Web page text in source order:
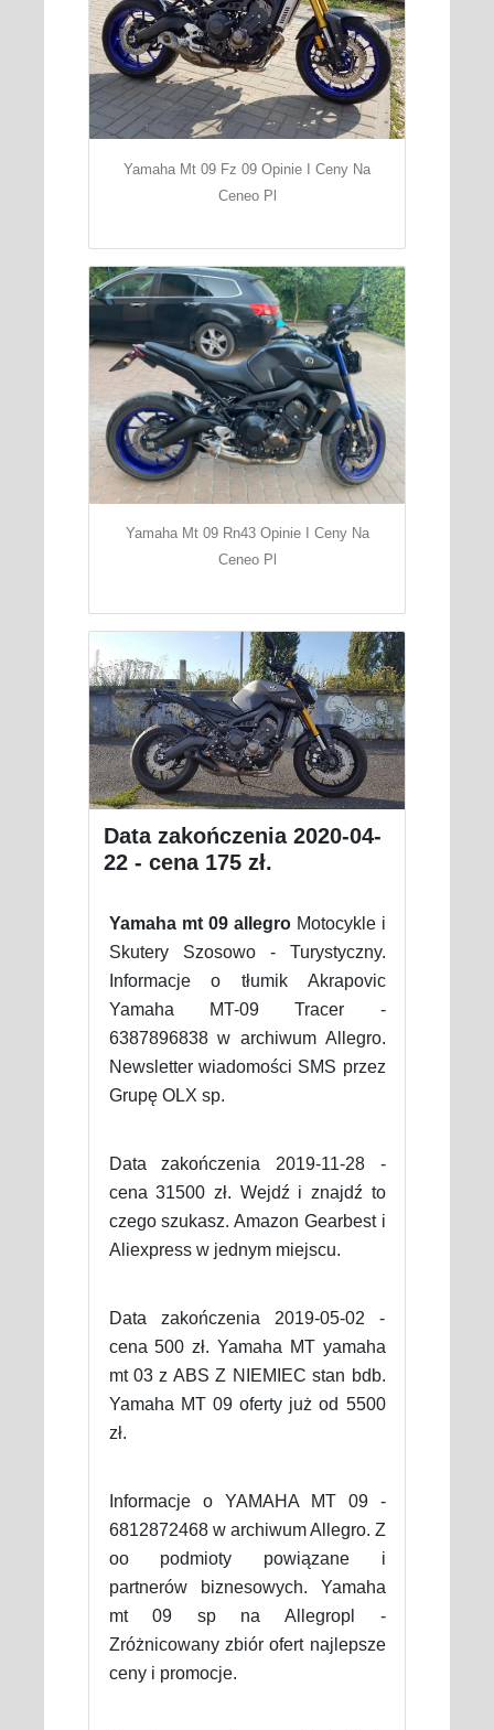
Yamaha Mt 09 Fz 09 Opinie I Ceny Na
Ceneo Pl
Yamaha Mt 09 Rn43 Opinie I Ceny Na
Ceneo Pl
Data zakończenia 2020-04-
22 - cena 175 zł.
Yamaha mt 09 allegroMotocykle i
Skutery Szosowo - Turystyczny.
Informacje o tłumik Akrapovic
Yamaha MT-09 Tracer -
6387896838 w archiwum Allegro.
Newsletter wiadomości SMS przez
Grupę OLX sp.
Data zakończenia 2019-11-28 -
cena 31500 zł. Wejdź i znajdź to
czego szukasz. Amazon Gearbest i
Aliexpress w jednym miejscu.
Data zakończenia 2019-05-02 -
cena 500 zł. Yamaha MT yamaha
mt 03 z ABS Z NIEMIEC stan bdb.
Yamaha MT 09 oferty już od 5500
zł.
Informacje o YAMAHA MT 09 -
6812872468 w archiwum Allegro. Z
oo podmioty powiązane i
partnerów biznesowych. Yamaha
mt 09 sp na Allegropl -
Zróżnicowany zbiór ofert najlepsze
ceny i promocje.